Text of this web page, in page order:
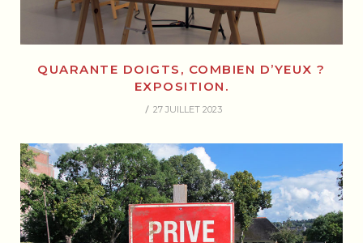
QUARANTE DOIGTS, COMBIEN D’YEUX ?
EXPOSITION.
27 JUILLET 2023